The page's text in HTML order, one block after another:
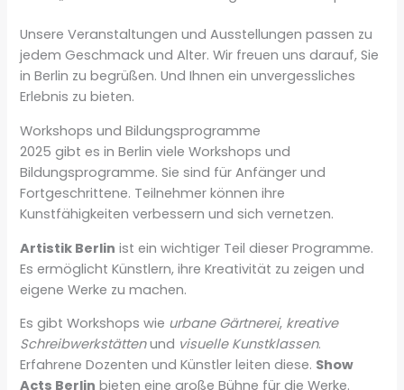
Unsere Veranstaltungen und Ausstellungen passen zu
jedem Geschmack und Alter. Wir freuen uns darauf, Sie
in Berlin zu begrüßen. Und Ihnen ein unvergessliches
Erlebnis zu bieten.
Workshops und Bildungsprogramme
2025 gibt es in Berlin viele Workshops und
Bildungsprogramme. Sie sind für Anfänger und
Fortgeschrittene. Teilnehmer können ihre
Kunstfähigkeiten verbessern und sich vernetzen.
Artistik Berlin ist ein wichtiger Teil dieser Programme.
Es ermöglicht Künstlern, ihre Kreativität zu zeigen und
eigene Werke zu machen.
Es gibt Workshops wie urbane Gärtnerei, kreative
Schreibwerkstättenund visuelle Kunstklassen.
Erfahrene Dozenten und Künstler leiten diese. Show
Acts Berlin bieten eine große Bühne für die Werke.